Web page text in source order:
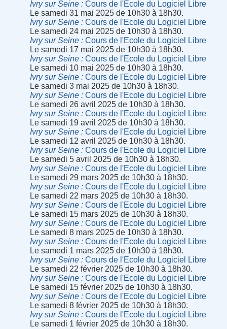
Ivry sur Seine
Cours de l'Ecole du Logiciel Libre
Le samedi 31 mai 2025 de 10h30 à 18h30.
Ivry sur Seine
Cours de l'Ecole du Logiciel Libre
Le samedi 24 mai 2025 de 10h30 à 18h30.
Ivry sur Seine
Cours de l'Ecole du Logiciel Libre
Le samedi 17 mai 2025 de 10h30 à 18h30.
Ivry sur Seine
Cours de l'Ecole du Logiciel Libre
Le samedi 10 mai 2025 de 10h30 à 18h30.
Ivry sur Seine
Cours de l'Ecole du Logiciel Libre
Le samedi 3 mai 2025 de 10h30 à 18h30.
Ivry sur Seine
Cours de l'Ecole du Logiciel Libre
Le samedi 26 avril 2025 de 10h30 à 18h30.
Ivry sur Seine
Cours de l'Ecole du Logiciel Libre
Le samedi 19 avril 2025 de 10h30 à 18h30.
Ivry sur Seine
Cours de l'Ecole du Logiciel Libre
Le samedi 12 avril 2025 de 10h30 à 18h30.
Ivry sur Seine
Cours de l'Ecole du Logiciel Libre
Le samedi 5 avril 2025 de 10h30 à 18h30.
Ivry sur Seine
Cours de l'Ecole du Logiciel Libre
Le samedi 29 mars 2025 de 10h30 à 18h30.
Ivry sur Seine
Cours de l'Ecole du Logiciel Libre
Le samedi 22 mars 2025 de 10h30 à 18h30.
Ivry sur Seine
Cours de l'Ecole du Logiciel Libre
Le samedi 15 mars 2025 de 10h30 à 18h30.
Ivry sur Seine
Cours de l'Ecole du Logiciel Libre
Le samedi 8 mars 2025 de 10h30 à 18h30.
Ivry sur Seine
Cours de l'Ecole du Logiciel Libre
Le samedi 1 mars 2025 de 10h30 à 18h30.
Ivry sur Seine
Cours de l'Ecole du Logiciel Libre
Le samedi 22 février 2025 de 10h30 à 18h30.
Ivry sur Seine
Cours de l'Ecole du Logiciel Libre
Le samedi 15 février 2025 de 10h30 à 18h30.
Ivry sur Seine
Cours de l'Ecole du Logiciel Libre
Le samedi 8 février 2025 de 10h30 à 18h30.
Ivry sur Seine
Cours de l'Ecole du Logiciel Libre
Le samedi 1 février 2025 de 10h30 à 18h30.